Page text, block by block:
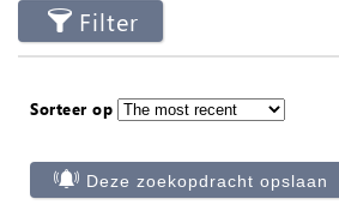
Filter
Sorteer op
Deze zoekopdracht opslaan